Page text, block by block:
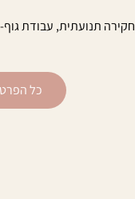
חקירה תנועתית, עבודת
כל